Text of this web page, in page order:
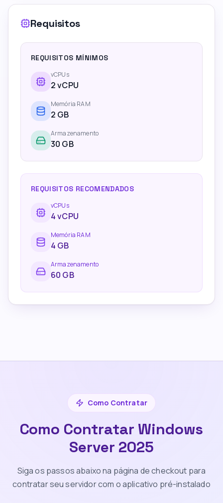
Requisitos
REQUISITOS MÍNIMOS
vCPUs
2vCPU
Memória RAM
2 GB
Armazenamento
30 GB
REQUISITOS RECOMENDADOS
vCPUs
4vCPU
Memória RAM
4 GB
Armazenamento
60 GB
Como Contratar
Como Contratar Windows
Server 2025
Siga os passos abaixo na página de checkout para
contratar seu servidor com o aplicativo pré-instalado